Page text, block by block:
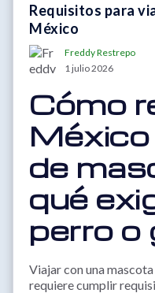
Requisitos para
México
Freddy Restrepo
1 julio 2026
Cómo
México
de
qué
perro o
Viajar con una
requiere cumplir